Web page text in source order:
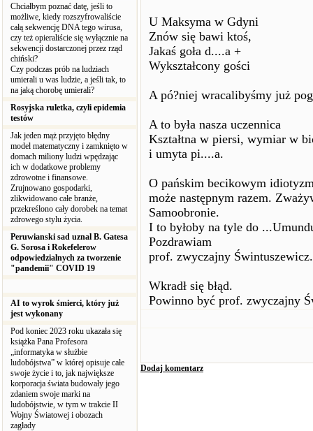
Chciałbym poznać datę, jeśli to
możliwe, kiedy rozszyfrowaliście
całą sekwencję DNA tego wirusa,
czy też opieraliście się wyłącznie na
sekwencji dostarczonej przez rząd
chiński?
Czy podczas prób na ludziach
umierali u was ludzie, a jeśli tak, to
na jaką chorobę umierali?
Rosyjska ruletka, czyli epidemia
testów
Jak jeden mąż przyjęto błędny
model matematyczny i zamknięto w
domach miliony ludzi wpędzając
ich w dodatkowe problemy
zdrowotne i finansowe.
Zrujnowano gospodarki,
zlikwidowano całe branże,
przekreślono cały dorobek na temat
zdrowego stylu życia.
Peruwianski sad uznal B. Gatesa
G. Sorosa i Rokefelerow
odpowiedzialnych za tworzenie
"pandemii" COVID 19
AI to wyrok śmierci, który już
jest wykonany
Pod koniec 2023 roku ukazała się
książka Pana Profesora
„informatyka w służbie
ludobójstwa” w której opisuje całe
swoje życie i to, jak największe
korporacja świata budowały jego
zdaniem swoje marki na
ludobójstwie, w tym w trakcie II
Wojny Światowej i obozach
zagłady
U Maksyma w Gdyni
Znów się bawi ktoś,
Jakaś goła d....a +
Wykształcony gości
A pó?niej wracalibyśmy już
A to była nasza uczennica
Kształtna w piersi, wymiar w
i umyta pi....a.
O pańskim becikowym
może następnym razem.
Samoobronie.
I to byłoby na tyle do
Pozdrawiam
prof. zwyczajny Świntuszewicz.
Wkradł się błąd.
Powinno być prof. zwyczajny
Dodaj komentarz